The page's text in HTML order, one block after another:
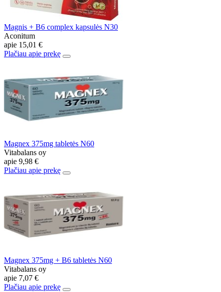
Magnis + B6 complex kapsulės N30
Aconitum
apie 15,01 €
Plačiau apie prekę
Magnex 375mg tabletės N60
Vitabalans oy
apie 9,98 €
Plačiau apie prekę
Magnex 375mg + B6 tabletės N60
Vitabalans oy
apie 7,07 €
Plačiau apie prekę